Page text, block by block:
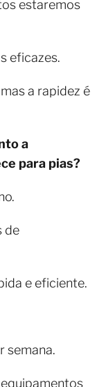
estaremos
eficazes.
a rapidez é
a
para pias?
de
e eficiente.
semana.